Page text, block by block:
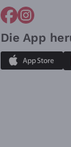
Die App